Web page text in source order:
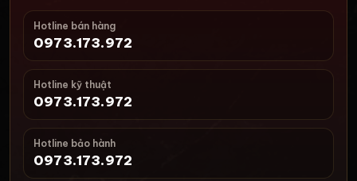
Hotline bán hàng
0973.173.972
Hotline kỹ thuật
0973.173.972
Hotline bảo hành
0973.173.972